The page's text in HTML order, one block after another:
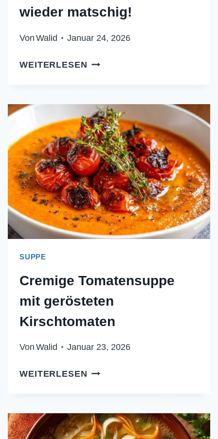
wieder matschig!
Von Walid Januar 24, 2026
WEITERLESEN CREMIGE
–
NIE
WIEDER
MATSCHIG!
SUPPE
Cremige Tomatensuppe
mit gerösteten
Kirschtomaten
Von Walid Januar 23, 2026
WEITERLESEN CREMIGE
GERÖSTETEN
KIRSCHTOMATEN